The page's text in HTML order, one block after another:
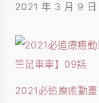
2021 年 3 月 9 日
2021必追療癒動